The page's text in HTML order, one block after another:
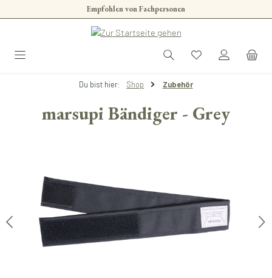
Zum Hauptinhalt springenEmpfohlen von Fachpersonen
Du bist hier: Shop Zubehör
marsupi Bändiger - Grey